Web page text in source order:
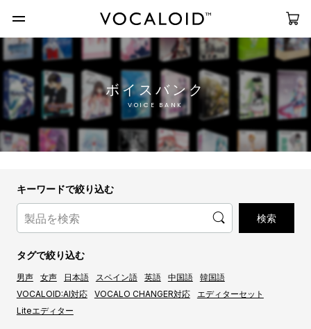
ボイスバンク
VOICE BANK
キーワードで絞り込む
タグで絞り込む
男声 女声 日本語 スペイン語 英語 中国語
韓国語
VOCALOID:AI対応
VOCALO CHANGER対応
エディターセット
Liteエディター